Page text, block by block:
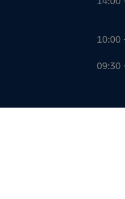
10:00
09:30